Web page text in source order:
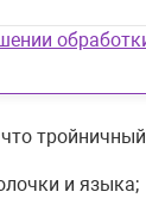
и языка;